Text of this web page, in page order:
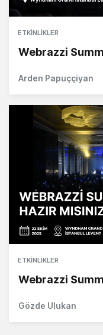
ETKINLIKLER
Webrazzi
Arden Papuççiyan
ETKINLIKLER
Webrazzi
Gözde Ulukan